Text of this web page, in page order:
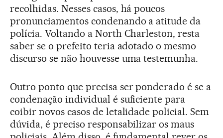
recolhidas. Nesses casos, há poucos
pronunciamentos condenando a atitude da
polícia. Voltando a North Charleston, resta
saber se o prefeito teria adotado o mesmo
discurso se não houvesse uma testemunha.
Outro ponto que precisa ser ponderado é se a
condenação individual é suficiente para
coibir novos casos de letalidade policial. Sem
dúvida, é preciso responsabilizar os maus